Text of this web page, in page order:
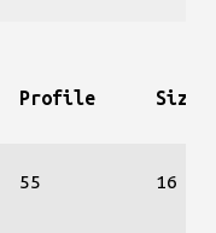
Profile Size
55 16